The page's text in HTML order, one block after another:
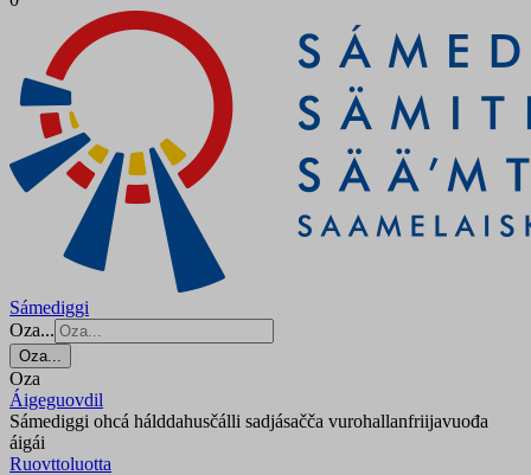
Sámediggi
Oza...
Oza...
Oza
Áigeguovdil
Sámediggi ohcá hálddahusčálli sadjásačča vurohallanfriijavuođa
áigái
Ruovttoluotta